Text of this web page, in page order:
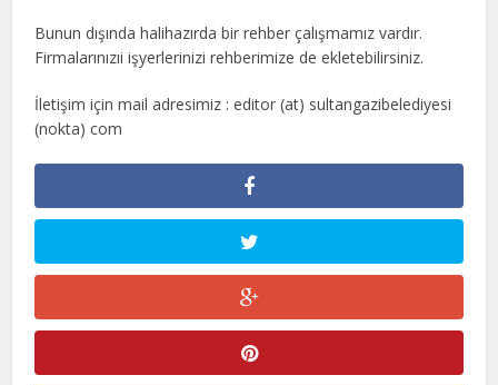
Bunun dışında halihazırda bir rehber çalışmamız vardır.
Firmalarınızıi işyerlerinizi rehberimize de ekletebilirsiniz.
İletişim için mail adresimiz : editor (at) sultangazibelediyesi
(nokta) com